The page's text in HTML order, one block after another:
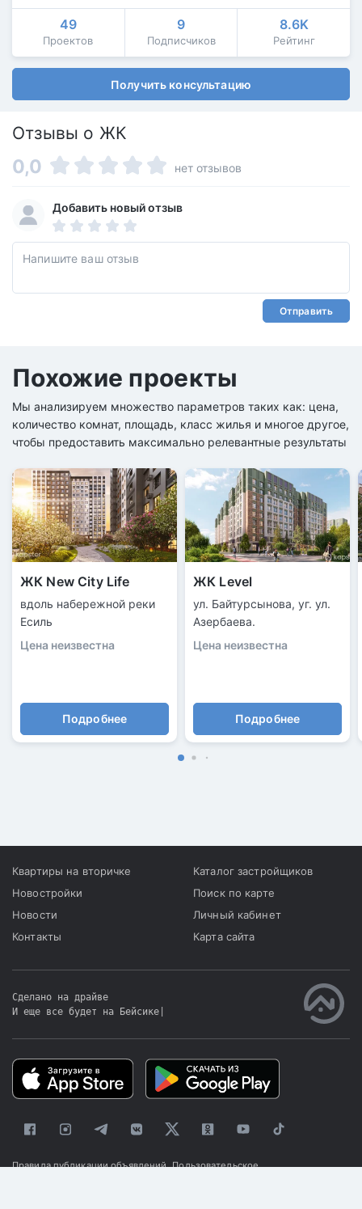
49
Проектов
9
Подписчиков
8.6K
Рейтинг
Получить консультацию
Отзывы о ЖК
0,0 нет отзывов
Добавить новый отзыв
Отправить
Похожие проекты
Мы анализируем множество параметров таких как: цена,
количество комнат, площадь, класс жилья и многое другое,
чтобы предоставить максимально релевантные результаты
ЖК New City Life
вдоль набережной реки
Есиль
Цена неизвестна
Подробнее
ЖК Level
ул. Байтурсынова, уг. ул.
Азербаева.
Цена неизвестна
Подробнее
Квартиры на вторичке
Новостройки
Новости
Контакты
Каталог застройщиков
Поиск по карте
Личный кабинет
Карта сайта
Сделано на драйве
И еще все будет на Бейсике
Правила публикации объявлений Пользовательское